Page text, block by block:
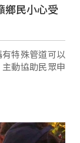
鄉民小心受
特殊管道可以
動協助民眾申